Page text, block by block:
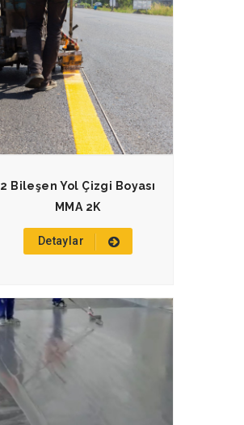
2 Bileşen Yol Çizgi Boyası
MMA 2K
Detaylar